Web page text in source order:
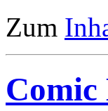
Zum
Comic